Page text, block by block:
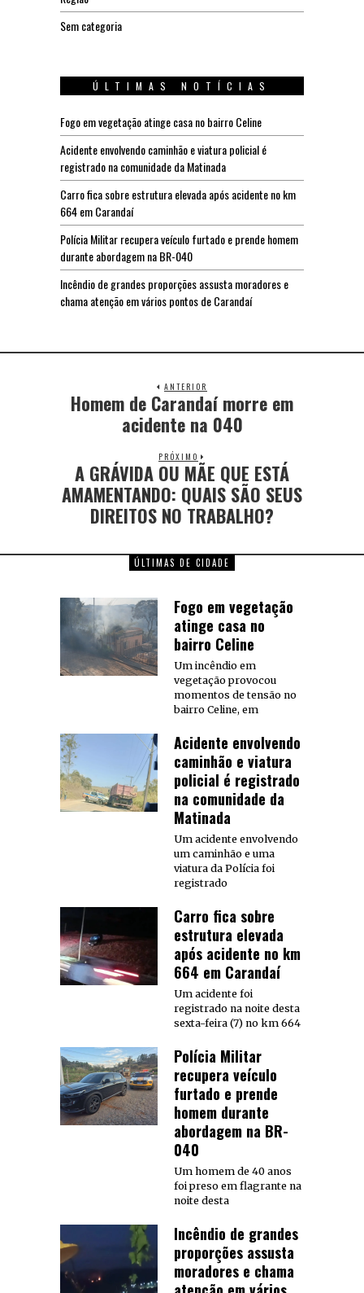
Sem categoria
ÚLTIMAS NOTÍCIAS
Fogo em vegetação atinge casa no bairro Celine
Acidente envolvendo caminhão e viatura policial é
registrado na comunidade da Matinada
Carro fica sobre estrutura elevada após acidente no km
664 em Carandaí
Polícia Militar recupera veículo furtado e prende homem
durante abordagem na BR-040
Incêndio de grandes proporções assusta moradores e
chama atenção em vários pontos de Carandaí
ANTERIOR
Homem de Carandaí morre em
acidente na 040
PRÓXIMO
A GRÁVIDA OU MÃE QUE ESTÁ
AMAMENTANDO: QUAIS SÃO SEUS
DIREITOS NO TRABALHO?
ÚLTIMAS DE CIDADE
Fogo em vegetação
atinge casa no
bairro Celine
Um incêndio em
vegetação provocou
momentos de tensão no
bairro Celine, em
Acidente envolvendo
caminhão e viatura
policial é registrado
na comunidade da
Matinada
Um acidente envolvendo
um caminhão e uma
viatura da Polícia foi
registrado
Carro fica sobre
estrutura elevada
após acidente no km
664 em Carandaí
Um acidente foi
registrado na noite desta
sexta-feira (7) no km 664
Polícia Militar
recupera veículo
furtado e prende
homem durante
abordagem na BR-
040
Um homem de 40 anos
foi preso em flagrante na
noite desta
Incêndio de grandes
proporções assusta
moradores e chama